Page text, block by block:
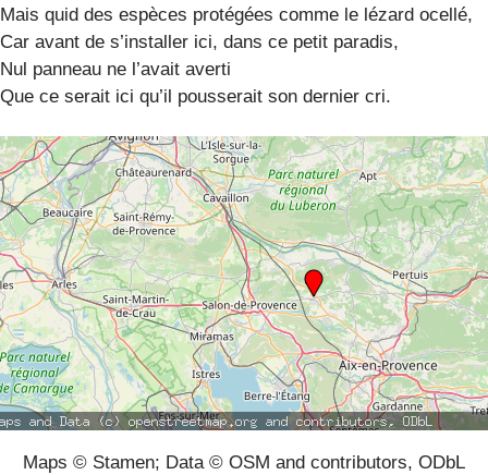
Mais quid des espèces protégées comme le lézard ocellé,
Car avant de s’installer ici, dans ce petit paradis,
Nul panneau ne l’avait averti
Que ce serait ici qu’il pousserait son dernier cri.
Maps © Stamen; Data © OSM and contributors, ODbL